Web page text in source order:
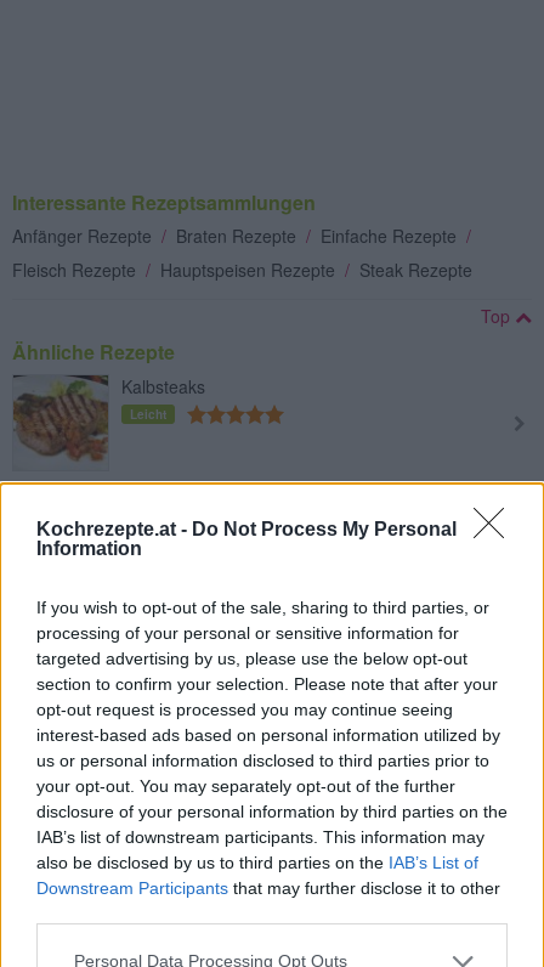
Kochrezepte.at - Do Not Process My Personal
Information
If you wish to opt-out of the sale, sharing to third parties, or
processing of your personal or sensitive information for
targeted advertising by us, please use the below opt-out
section to confirm your selection. Please note that after your
opt-out request is processed you may continue seeing
interest-based ads based on personal information utilized by
us or personal information disclosed to third parties prior to
your opt-out. You may separately opt-out of the further
disclosure of your personal information by third parties on the
IAB’s list of downstream participants. This information may
also be disclosed by us to third parties on the IAB’s List of
Downstream Participants that may further disclose it to other
Personal Data Processing Opt Outs
Interessante Rezeptsammlungen
Anfänger Rezepte / Braten Rezepte / Einfache Rezepte /
Fleisch Rezepte / Hauptspeisen Rezepte / Steak Rezepte
Top
Ähnliche Rezepte
Kalbsteaks
Leicht
Leicht
T-Bone-Steak gegrillt
Leicht
Tomahawk Steak
Leicht
Tomahawk Steak vom Grill
Leicht